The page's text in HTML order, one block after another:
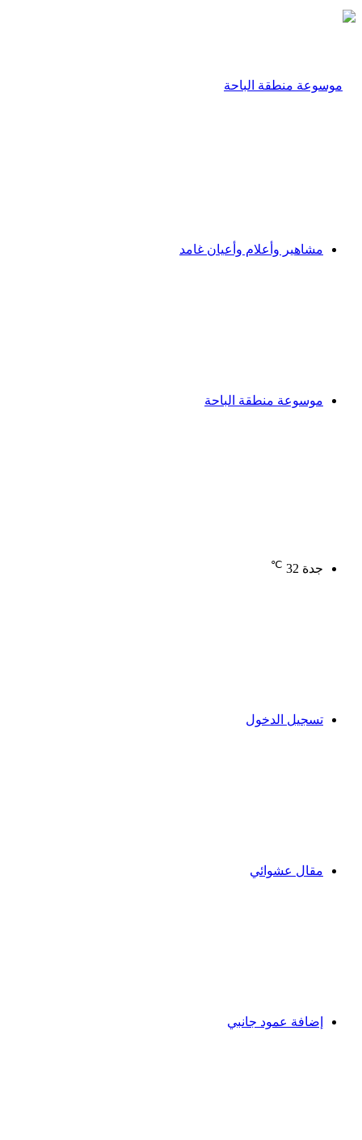
مشاهير وأعلام وأعيان غامد
موسوعة منطقة الباحة
جدة 32
℃
تسجيل الدخول
مقال عشوائي
إضافة عمود جانبي